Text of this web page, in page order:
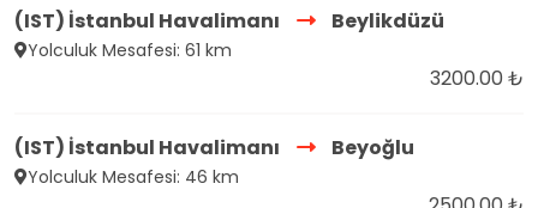
(IST) İstanbul Havalimanı Beylikdüzü
Yolculuk Mesafesi: 61 km
3200.00 ₺
(IST) İstanbul Havalimanı Beyoğlu
Yolculuk Mesafesi: 46 km